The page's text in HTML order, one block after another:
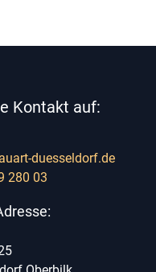
Kontakt auf:
duesseldorf.de
280 03